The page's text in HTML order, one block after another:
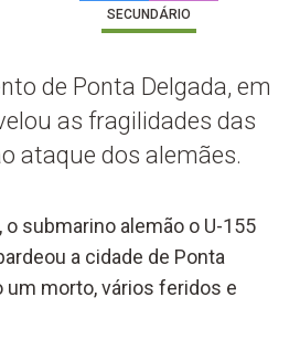
SECUNDÁRIO
de Ponta Delgada, em
as fragilidades das
ataque dos alemães.
o submarino alemão o U-155
a cidade de Ponta
um morto, vários feridos e